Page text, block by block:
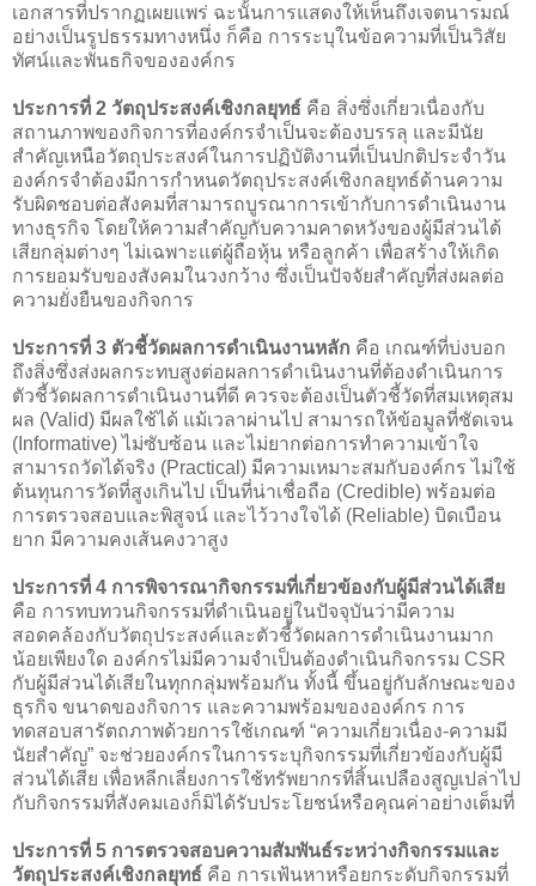
เอกสารที่ปรากฏเผยแพร่ ฉะนั้นการแสดงให้เห็นถึงเจตนารมณ์
อย่างเป็นรูปธรรมทางหนึ่ง ก็คือ การระบุในข้อความที่เป็นวิสัย
ทัศน์และพันธกิจขององค์กร
ประการที่ 2 วัตถุประสงค์เชิงกลยุทธ์ คือ สิ่งซึ่งเกี่ยวเนื่องกับ
สถานภาพของกิจการที่องค์กรจำเป็นจะต้องบรรลุ และมีนัย
สำคัญเหนือวัตถุประสงค์ในการปฏิบัติงานที่เป็นปกติประจำวัน
องค์กรจำต้องมีการกำหนดวัตถุประสงค์เชิงกลยุทธ์ด้านความ
รับผิดชอบต่อสังคมที่สามารถบูรณาการเข้ากับการดำเนินงาน
ทางธุรกิจ โดยให้ความสำคัญกับความคาดหวังของผู้มีส่วนได้
เสียกลุ่มต่างๆ ไม่เฉพาะแต่ผู้ถือหุ้น หรือลูกค้า เพื่อสร้างให้เกิด
การยอมรับของสังคมในวงกว้าง ซึ่งเป็นปัจจัยสำคัญที่ส่งผลต่อ
ความยั่งยืนของกิจการ
ประการที่ 3 ตัวชี้วัดผลการดำเนินงานหลัก คือ เกณฑ์ที่บ่งบอก
ถึงสิ่งซึ่งส่งผลกระทบสูงต่อผลการดำเนินงานที่ต้องดำเนินการ
ตัวชี้วัดผลการดำเนินงานที่ดี ควรจะต้องเป็นตัวชี้วัดที่สมเหตุสม
ผล (Valid) มีผลใช้ได้ แม้เวลาผ่านไป สามารถให้ข้อมูลที่ชัดเจน
(Informative) ไม่ซับซ้อน และไม่ยากต่อการทำความเข้าใจ
สามารถวัดได้จริง (Practical) มีความเหมาะสมกับองค์กร ไม่ใช้
ต้นทุนการวัดที่สูงเกินไป เป็นที่น่าเชื่อถือ (Credible) พร้อมต่อ
การตรวจสอบและพิสูจน์ และไว้วางใจได้ (Reliable) บิดเบือน
ยาก มีความคงเส้นคงวาสูง
ประการที่ 4 การพิจารณากิจกรรมที่เกี่ยวข้องกับผู้มีส่วนได้เสีย
คือ การทบทวนกิจกรรมที่ดำเนินอยู่ในปัจจุบันว่ามีความ
สอดคล้องกับวัตถุประสงค์และตัวชี้วัดผลการดำเนินงานมาก
น้อยเพียงใด องค์กรไม่มีความจำเป็นต้องดำเนินกิจกรรม CSR
กับผู้มีส่วนได้เสียในทุกกลุ่มพร้อมกัน ทั้งนี้ ขึ้นอยู่กับลักษณะของ
ธุรกิจ ขนาดของกิจการ และความพร้อมขององค์กร การ
ทดสอบสารัตถภาพด้วยการใช้เกณฑ์ “ความเกี่ยวเนื่อง-ความมี
นัยสำคัญ” จะช่วยองค์กรในการระบุกิจกรรมที่เกี่ยวข้องกับผู้มี
ส่วนได้เสีย เพื่อหลีกเลี่ยงการใช้ทรัพยากรที่สิ้นเปลืองสูญเปล่าไป
กับกิจกรรมที่สังคมเองก็มิได้รับประโยชน์หรือคุณค่าอย่างเต็มที่
ประการที่ 5 การตรวจสอบความสัมพันธ์ระหว่างกิจกรรมและ
วัตถุประสงค์เชิงกลยุทธ์ คือ การเฟ้นหาหรือยกระดับกิจกรรมที่